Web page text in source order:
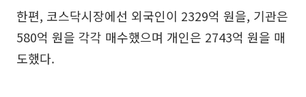
한편, 코스닥시장에선 외국인이 2329억 원을, 기관은
580억 원을 각각 매수했으며 개인은 2743억 원을 매
도했다.